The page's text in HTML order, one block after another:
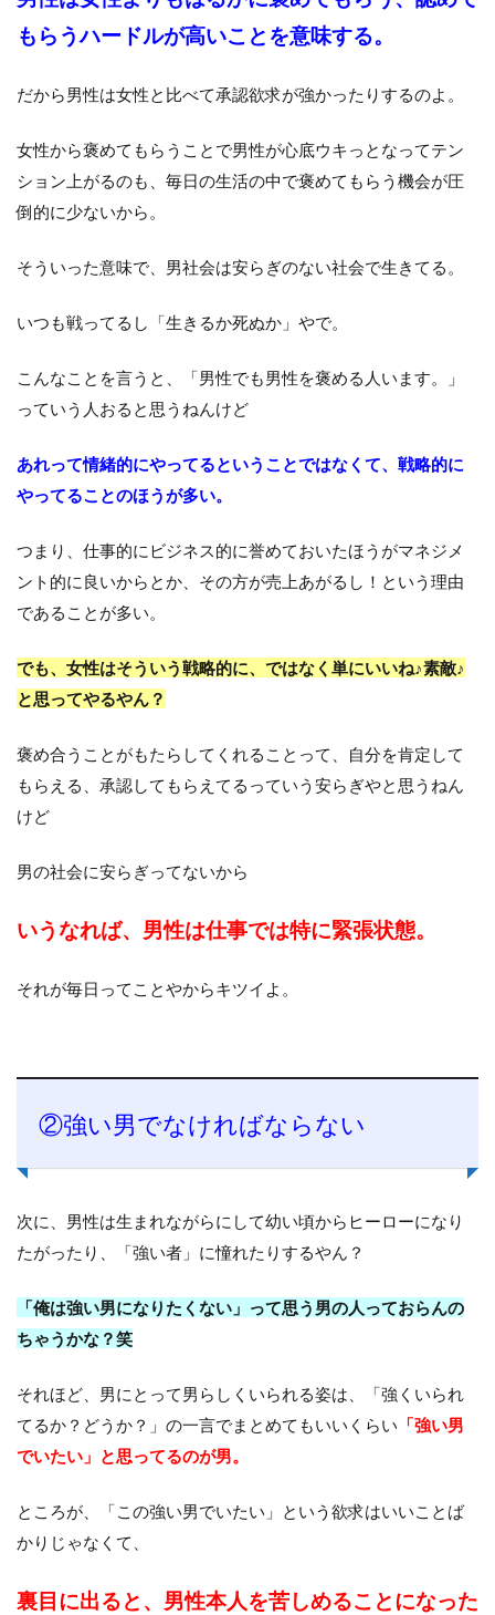
もらうハードルが高いことを意味する。
だから男性は女性と比べて承認欲求が強かったりするのよ。
女性から褒めてもらうことで男性が心底ウキっとなってテン
ション上がるのも、毎日の生活の中で褒めてもらう機会が圧
倒的に少ないから。
そういった意味で、男社会は安らぎのない社会で生きてる。
いつも戦ってるし「生きるか死ぬか」やで。
こんなことを言うと、「男性でも男性を褒める人います。」
っていう人おると思うねんけど
あれって情緒的にやってるということではなくて、戦略的に
やってることのほうが多い。
つまり、仕事的にビジネス的に誉めておいたほうがマネジメ
ント的に良いからとか、その方が売上あがるし！という理由
であることが多い。
でも、女性はそういう戦略的に、ではなく単にいいね♪素敵♪
と思ってやるやん？
褒め合うことがもたらしてくれることって、自分を肯定して
もらえる、承認してもらえてるっていう安らぎやと思うねん
けど
男の社会に安らぎってないから
いうなれば、男性は仕事では特に緊張状態。
それが毎日ってことやからキツイよ。
②強い男でなければならない
次に、男性は生まれながらにして幼い頃からヒーローになり
たがったり、「強い者」に憧れたりするやん？
「俺は強い男になりたくない」って思う男の人っておらんの
ちゃうかな？笑
それほど、男にとって男らしくいられる姿は、「強くいられ
てるか？どうか？」の一言でまとめてもいいくらい 「強い男
でいたい」と思ってるのが男。
ところが、「この強い男でいたい」という欲求はいいことば
かりじゃなくて、
裏目に出ると、男性本人を苦しめることになった